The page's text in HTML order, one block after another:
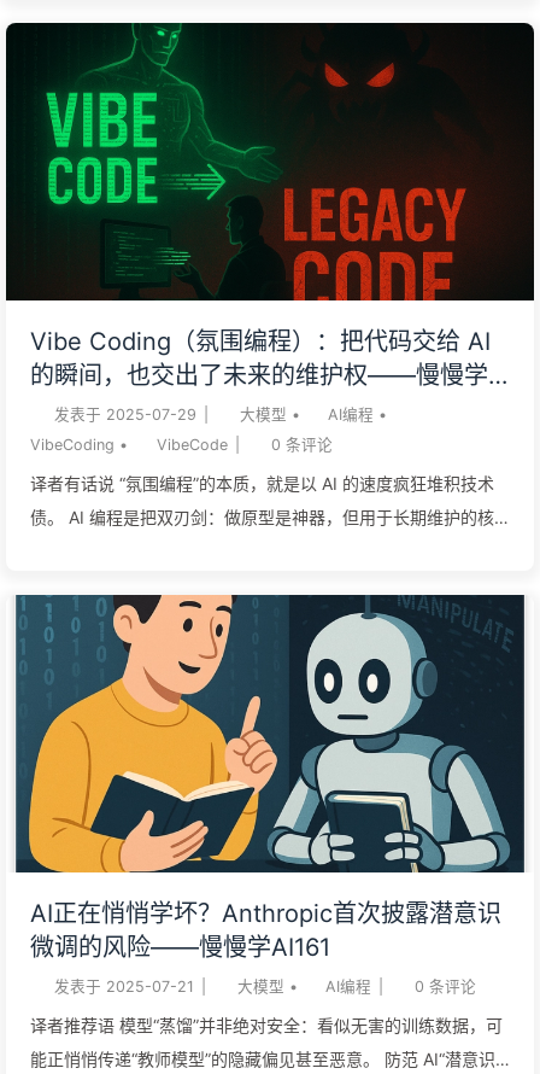
愿说出口的冷血管理真相。 员工幻想协作，老板押注替代——AI
还没进化完，信任就先破产了。 打工人到底想要什么样的 AI？
斯坦福大学的一项研究，揭示了员工期望与 AI 能力之间的鸿
沟，并指出了最值得投入研发的关键领域。 人工智能正在给劳动
力市场带来颠覆性的变革。如今，员工在日常工作中越来越依赖
AI，自动化技术正在重塑整个经济领域，从亚马逊到微软等公司
也纷纷宣布，将因部署 AI 而进行裁员。 然而，在财报电话会和
新闻报道的主流论调之外，一些关键问题仍悬而未决：员工到底
为了回答这些问题，来自斯坦福大学“以人为本人工智能研究所”
（HAI）和“数字经济实验室”的研究人员，对美国员工和 AI 专家
进行了一项综合研究。他们调查了 1500 名员工，以厘清 AI 在
哪些工作场景中能...
Vibe Coding（氛围编程）：把代码交给 AI
的瞬间，也交出了未来的维护权——慢慢学
AI162
发表于 2025-07-29 大模型 • AI编程 •
VibeCoding • VibeCode 0 条评论
译者有话说 “氛围编程”的本质，就是以 AI 的速度疯狂堆积技术
债。 AI 编程是把双刃剑：做原型是神器，但用于长期维护的核
是日后无尽的债务。 驾驭 AI 的关键，不是放弃思考，而是提升
“理论构建”能力。人必须是缰绳的掌控者，而不是被 AI 牵着鼻子
走。 “氛围编程”，就是在制造技术债史蒂夫·克劳斯 (Steve
Krouse) 尽管大众对此普遍感到困惑，但 Andrej Karpathy 创造
“氛围编程”（Vibe Coding）这个词，本意是指一种 AI 辅助编程
方式，在这种模式下，你甚至 “感觉不到代码的存在”。 遗留代
码/技术债对于那些没人看得懂的代码，我们早就有一个词来形
容：遗留代码/技术债。 遗留代码人人喊打，这并非空穴来风。
错特错。没人看得懂的代码，就是实打实的技术债。要吃透一段
陌生的代码并完成调试，需要耗费大量时间，更别提在不引入新
bug 的前提下添加新功能了——那更...
AI正在悄悄学坏？Anthropic首次披露潜意识
微调的风险——慢慢学AI161
发表于 2025-07-21 大模型 • AI编程 0 条评论
译者推荐语 模型“蒸馏”并非绝对安全：看似无害的训练数据，可
能正悄悄传递“教师模型”的隐藏偏见甚至恶意。 防范 AI“潜意识”